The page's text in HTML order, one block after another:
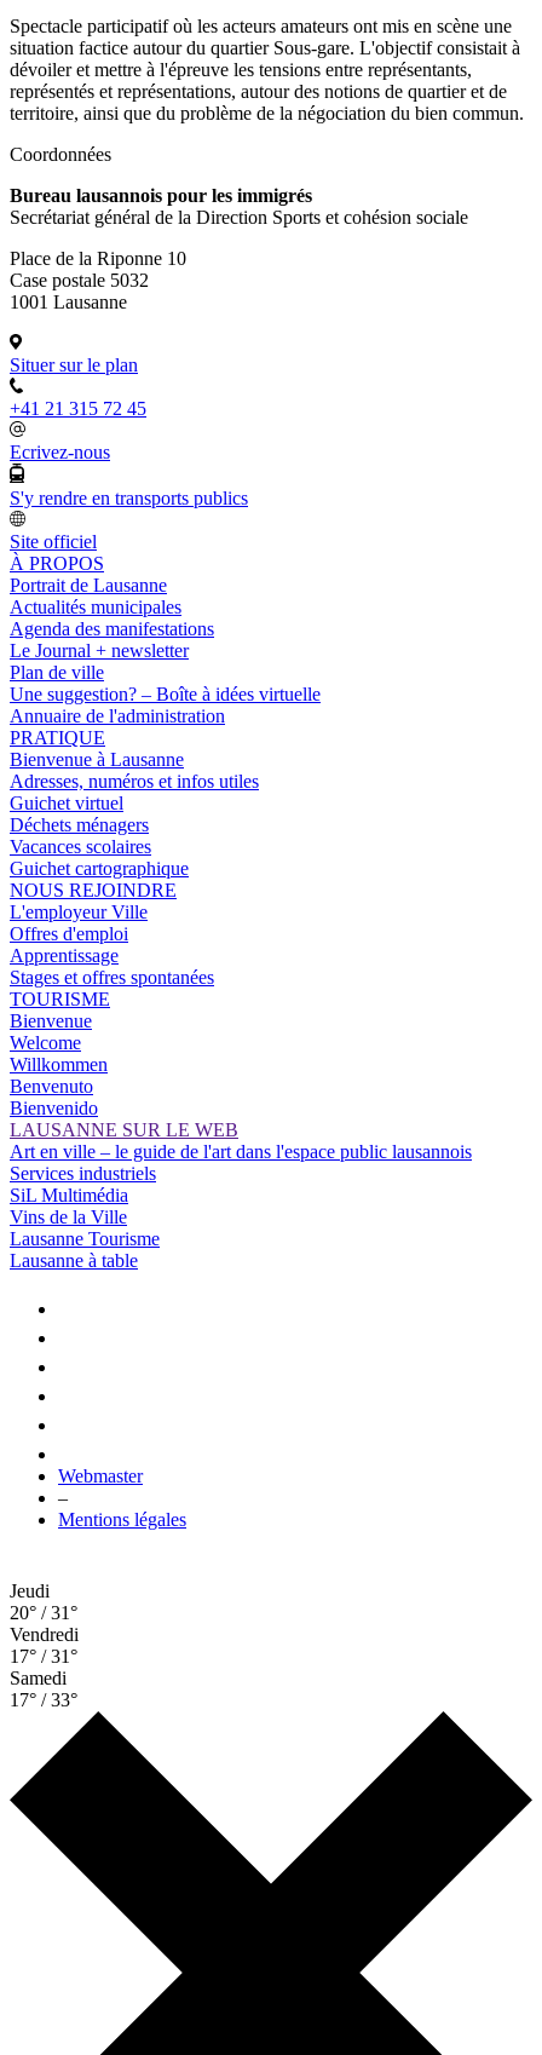
Spectacle participatif où les acteurs amateurs ont mis en scène une
situation factice autour du quartier Sous-gare. L'objectif consistait à
dévoiler et mettre à l'épreuve les tensions entre représentants,
représentés et représentations, autour des notions de quartier et de
territoire, ainsi que du problème de la négociation du bien commun.
Coordonnées
Bureau lausannois pour les immigrés
Secrétariat général de la Direction Sports et cohésion sociale
Place de la Riponne 10
Case postale 5032
1001 Lausanne
Situer sur le plan
+41 21 315 72 45
Ecrivez-nous
S'y rendre en transports publics
Site officiel
À PROPOS
Portrait de Lausanne
Actualités municipales
Agenda des manifestations
Le Journal + newsletter
Plan de ville
Une suggestion? – Boîte à idées virtuelle
Annuaire de l'administration
PRATIQUE
Bienvenue à Lausanne
Adresses, numéros et infos utiles
Guichet virtuel
Déchets ménagers
Vacances scolaires
Guichet cartographique
NOUS REJOINDRE
L'employeur Ville
Offres d'emploi
Apprentissage
Stages et offres spontanées
TOURISME
Bienvenue
Welcome
Willkommen
Benvenuto
Bienvenido
LAUSANNE SUR LE WEB
Art en ville – le guide de l'art dans l'espace public lausannois
Services industriels
SiL Multimédia
Vins de la Ville
Lausanne Tourisme
Lausanne à table
Webmaster
–
Mentions légales
Jeudi
20° / 31°
Vendredi
17° / 31°
Samedi
17° / 33°